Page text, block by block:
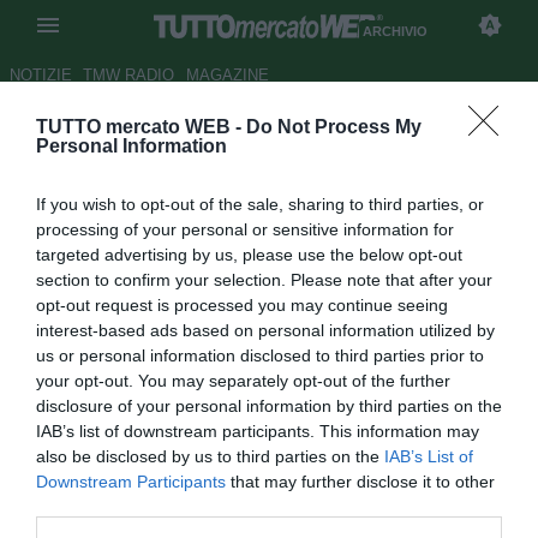
TUTTO mercato WEB - Do Not Process My
Personal Information
If you wish to opt-out of the sale, sharing to third parties, or
processing of your personal or sensitive information for
targeted advertising by us, please use the below opt-out
section to confirm your selection. Please note that after your
opt-out request is processed you may continue seeing
interest-based ads based on personal information utilized by
us or personal information disclosed to third parties prior to
your opt-out. You may separately opt-out of the further
disclosure of your personal information by third parties on the
IAB’s list of downstream participants. This information may
also be disclosed by us to third parties on the IAB’s List of
Downstream Participants that may further disclose it to other
ARCHIVIO
NOTIZIE TMW RADIO MAGAZINE
Sampdoria, Marotta: "Lobont ci
Autore Appi .
08.01.2007 19:07
vedi letture
"Lobont e Lupatelli fuori budget, ma..."